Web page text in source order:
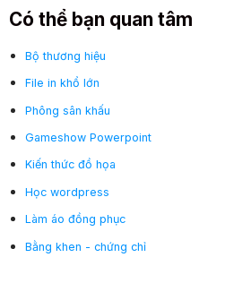
Có thể bạn quan tâm
Bộ thương hiệu
File in khổ lớn
Phông sân khấu
Gameshow Powerpoint
Kiến thức đồ họa
Học wordpress
Làm áo đồng phục
Bằng khen - chứng chỉ